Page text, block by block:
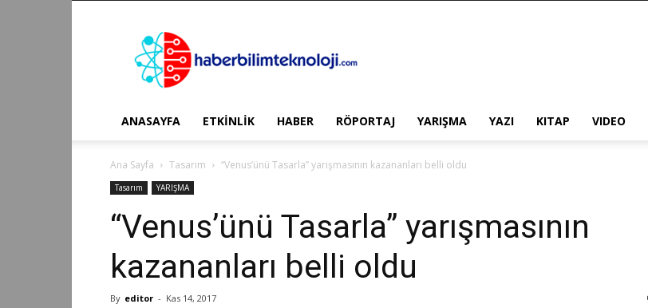
Haber
Bilim
Teknoloji
ANASAYFA ETKİNLİK HABER RÖPORTAJ YARIŞMA YAZI KITAP VIDEO
Ana Sayfa Tasarım “Venus’ünü Tasarla” yarışmasının kazananları belli oldu
Tasarım YARIŞMA
“Venus’ünü Tasarla” yarışmasının
kazananları belli oldu
By editor - Kas 14, 2017